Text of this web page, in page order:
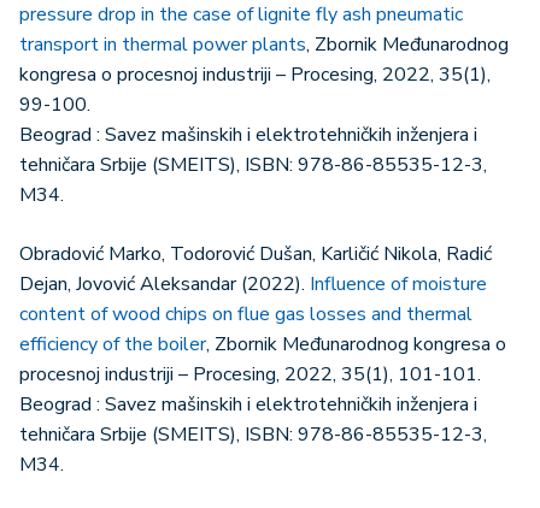
pressure drop in the case of lignite fly ash pneumatic
transport in thermal power plants, Zbornik Međunarodnog
kongresa o procesnoj industriji – Procesing, 2022, 35(1),
99-100.
Beograd : Savez mašinskih i elektrotehničkih inženjera i
tehničara Srbije (SMEITS), ISBN: 978-86-85535-12-3,
M34.
Obradović Marko, Todorović Dušan, Karličić Nikola, Radić
Dejan, Jovović Aleksandar (2022). Influence of moisture
content of wood chips on flue gas losses and thermal
efficiency of the boiler, Zbornik Međunarodnog kongresa o
procesnoj industriji – Procesing, 2022, 35(1), 101-101.
Beograd : Savez mašinskih i elektrotehničkih inženjera i
tehničara Srbije (SMEITS), ISBN: 978-86-85535-12-3,
M34.